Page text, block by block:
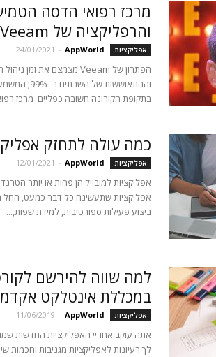
מרכז רפואי הדסה
והרפליקציה של Veeam
אפליקציות AppWorld
-
24/01/2021
בתקופת הקורונה חשובה כפליים מרכז
כמה עולה לתחזק
אפליקציות AppWorld
-
12/01/2021
אפליקציות למובייל הן פחות או יותר
אפליקציות שתעשינה כל דבר כמעט, החל
ביצוע פעילות ספורטיבית, למידת שפות,...
למה שווה להירשם
במכללת אינטלקט
אפליקציות AppWorld
-
11/06/2019
אתה עוקב אחריי האפליקציות החדשות
לך רעיונות לאפליקציות מגניבות וחכמות